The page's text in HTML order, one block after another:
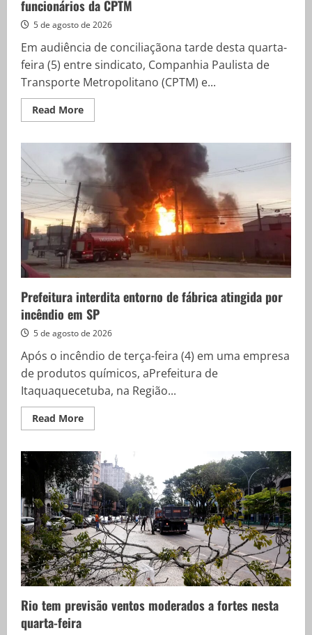
funcionários da CPTM
5 de agosto de 2026
Em audiência de conciliaçãona tarde desta quarta-
feira (5) entre sindicato, Companhia Paulista de
Transporte Metropolitano (CPTM) e...
Read MoreRead
more
de
SP
diz
que
não
haverá
demissões
de
funcionários
da
CPTM
Prefeitura interdita entorno de fábrica atingida por
incêndio em SP
5 de agosto de 2026
Após o incêndio de terça-feira (4) em uma empresa
de produtos químicos, aPrefeitura de
Itaquaquecetuba, na Região...
Read MoreRead
more
interdita
entorno
de
fábrica
atingida
por
incêndio
em
SP
Rio tem previsão ventos moderados a fortes nesta
quarta-feira